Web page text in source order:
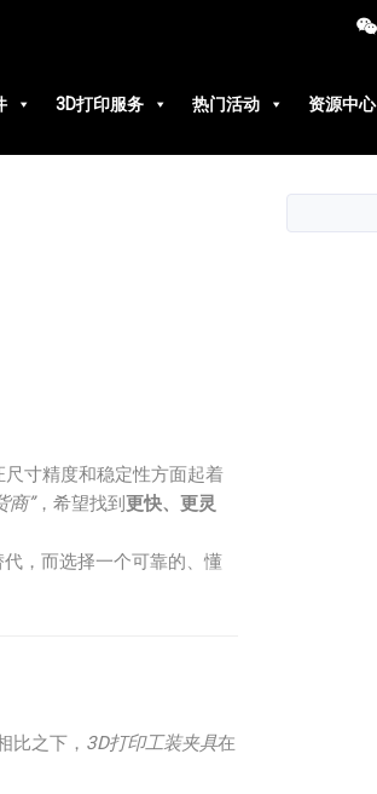
3D打印服务 热门活动 资源中心
寸精度和稳定性方面起着
商”，希望找到 更快、更灵
代，而选择一个可靠的、懂
比之下， 3D打印工装夹具在